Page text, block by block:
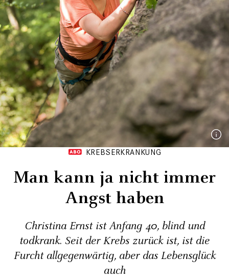
KREBSERKRANKUNG
Man kann ja nicht immer
Angst haben
Christina Ernst ist Anfang 40, blind und
todkrank. Seit der Krebs zurück ist, ist die
Furcht allgegenwärtig, aber das Lebensglück
auch